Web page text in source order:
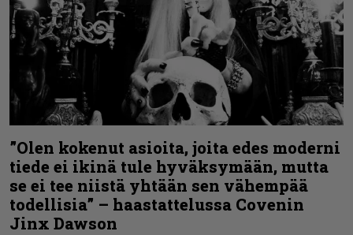
”Olen kokenut asioita, joita edes moderni
tiede ei ikinä tule hyväksymään, mutta
se ei tee niistä yhtään sen vähempää
todellisia” – haastattelussa Covenin
Jinx Dawson